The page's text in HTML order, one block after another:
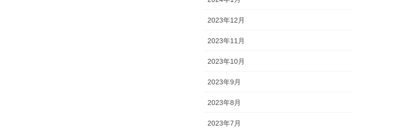
2023年12月
2023年11月
2023年10月
2023年9月
2023年8月
2023年7月